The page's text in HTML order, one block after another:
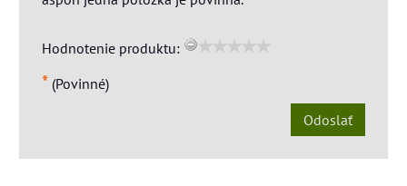
Hodnotenie produktu:
* (Povinné)
Odoslať